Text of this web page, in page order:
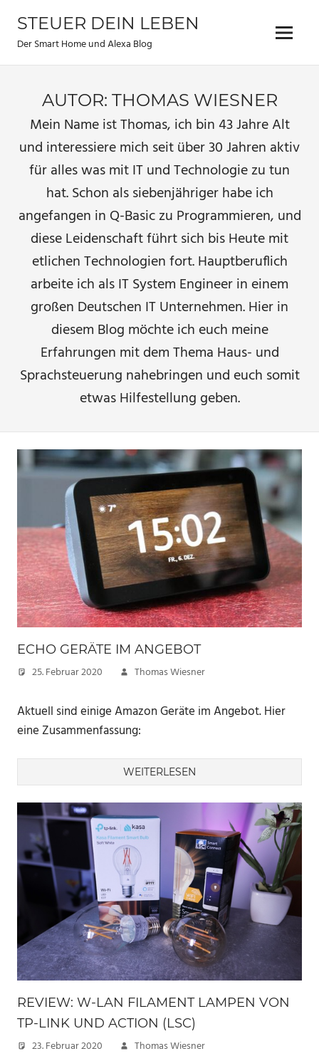
Inhalt
springen
STEUER DEIN LEBEN
Der Smart Home und Alexa Blog Menu
AUTOR: THOMAS WIESNER
Mein Name ist Thomas, ich bin 43 Jahre Alt
und interessiere mich seit über 30 Jahren aktiv
für alles was mit IT und Technologie zu tun
hat. Schon als siebenjähriger habe ich
angefangen in Q-Basic zu Programmieren, und
diese Leidenschaft führt sich bis Heute mit
etlichen Technologien fort. Hauptberuflich
arbeite ich als IT System Engineer in einem
großen Deutschen IT Unternehmen. Hier in
diesem Blog möchte ich euch meine
Erfahrungen mit dem Thema Haus- und
Sprachsteuerung nahebringen und euch somit
etwas Hilfestellung geben.
ECHO GERÄTE IM ANGEBOT
25. Februar 2020 Thomas Wiesner
Aktuell sind einige Amazon Geräte im Angebot. Hier
eine Zusammenfassung:
WEITERLESEN
REVIEW: W-LAN FILAMENT LAMPEN VON
TP-LINK UND ACTION (LSC)
23. Februar 2020 Thomas Wiesner